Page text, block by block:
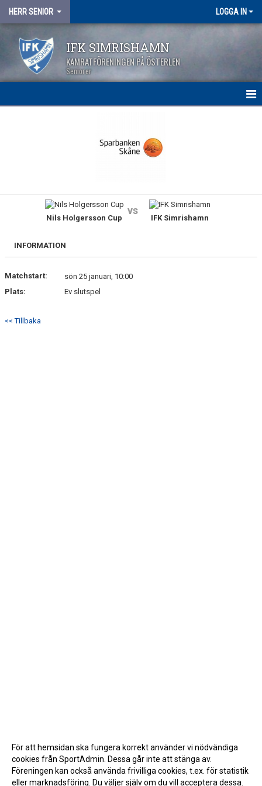
HERR SENIOR LOGGA IN
IFK SIMRISHAMN
KAMRATFÖRENINGEN PÅ ÖSTERLEN
Seniorer
BILDGALLERI
Nils Holgersson Cup
vs
IFK Simrishamn
INFORMATION
Matchstart:
sön 25 januari, 10:00
Plats:
Ev slutspel
<< Tillbaka
För att hemsidan ska fungera korrekt använder vi nödvändiga
cookies från SportAdmin. Dessa går inte att stänga av.
Föreningen kan också använda frivilliga cookies, t.ex. för statistik
eller marknadsföring. Du väljer själv om du vill acceptera dessa.